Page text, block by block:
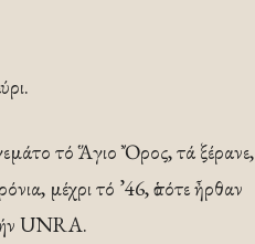
τό Ἅγιο Ὄρος, τά ξέρανε,
μέχρι τό ’46, ὁπότε ἦρθαν
UNRA.